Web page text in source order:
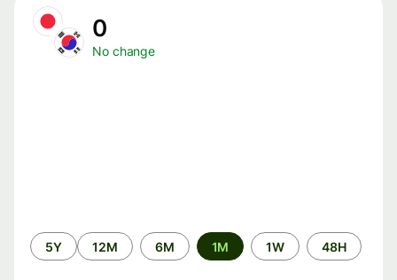
No change
الفترة
الزمنية
48H
1W
1M
6M
12M
5Y